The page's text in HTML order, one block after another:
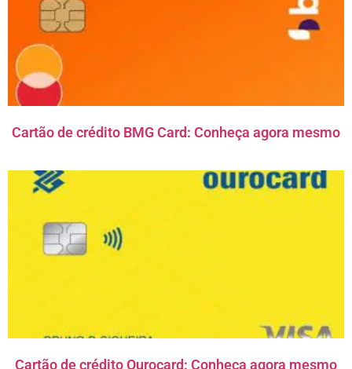
Cartão de crédito BMG Card: Conheça agora mesmo
Cartão de crédito Ourocard: Conheça agora mesmo